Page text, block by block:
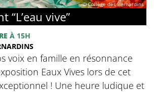
© Collège des Bernardins
“L’eau vive”
À 15H
voix en famille en résonnance
Eaux Vives lors de cet
! Une heure ludique et